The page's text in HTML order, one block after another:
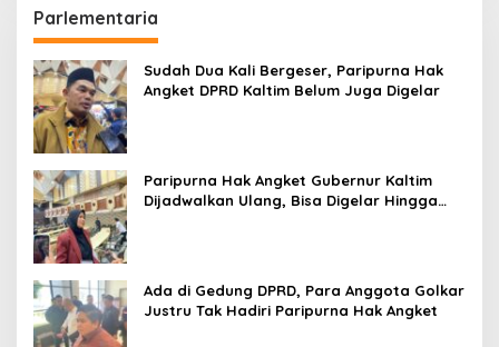
Parlementaria
Sudah Dua Kali Bergeser, Paripurna Hak
Angket DPRD Kaltim Belum Juga Digelar
Paripurna Hak Angket Gubernur Kaltim
Dijadwalkan Ulang, Bisa Digelar Hingga
Ada di Gedung DPRD, Para Anggota Golkar
Justru Tak Hadiri Paripurna Hak Angket